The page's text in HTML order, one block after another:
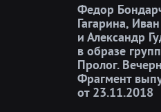
Федор
Гагарина,
и Александр
в образе
Пролог.
Фрагмент
от 23.11.2018